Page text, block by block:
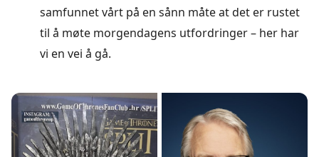
samfunnet vårt på en sånn måte at det er rustet
til å møte morgendagens utfordringer – her har
vi en vei å gå.